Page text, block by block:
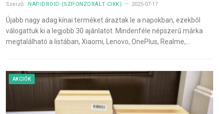
Szerző: NAPIDROID (SZPONZORÁLT CIKK) 2025-07-17
Újabb nagy adag kínai terméket áraztak le a napokban, ezekből
válogattuk ki a legjobb 30 ajánlatot. Mindenféle népszerű márka
megtalálható a listában, Xiaomi, Lenovo, OnePlus, Realme,…
AKCIÓK